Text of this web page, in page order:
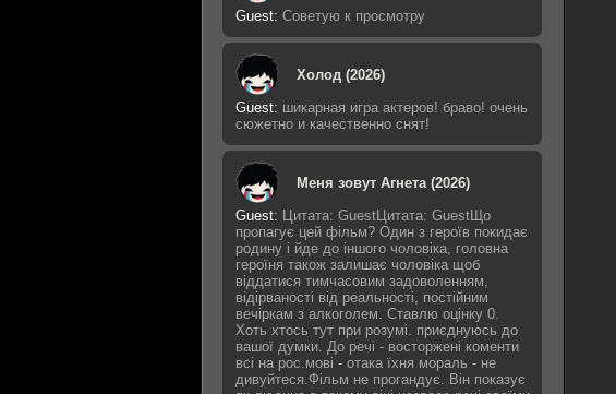
Guest: Советую к просмотру
Холод (2026)
Guest: шикарная игра актеров! браво! очень
сюжетно и качественно снят!
Меня зовут Агнета (2026)
Guest: Цитата: GuestЦитата: GuestЩо
пропагує цей фільм? Один з героїв покидає
родину і йде до іншого чоловіка, головна
героїня також залишає чоловіка щоб
віддатися тимчасовим задоволенням,
відірваності від реальності, постійним
вечіркам з алкоголем. Ставлю оцінку 0.
Хоть хтось тут при розумі. приєднуюсь до
вашої думки. До речі - восторжені коменти
всі на рос.мові - отака їхня мораль - не
дивуйтеся.Фільм не прогандує. Він показує